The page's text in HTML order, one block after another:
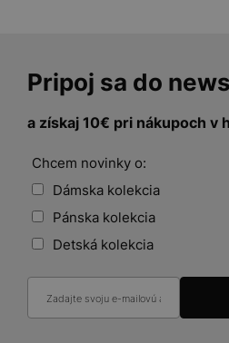
Pripoj sa do
a získaj 10€ pri nákupoch v
Chcem novinky o:
Dámska kolekcia
Pánska kolekcia
Detská kolekcia